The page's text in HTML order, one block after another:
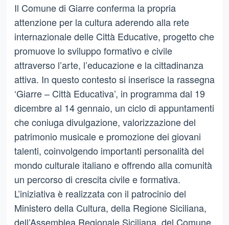
Il Comune di Giarre conferma la propria
attenzione per la cultura aderendo alla rete
internazionale delle Città Educative, progetto che
promuove lo sviluppo formativo e civile
attraverso l’arte, l’educazione e la cittadinanza
attiva. In questo contesto si inserisce la rassegna
‘Giarre – Città Educativa’, in programma dal 19
dicembre al 14 gennaio, un ciclo di appuntamenti
che coniuga divulgazione, valorizzazione del
patrimonio musicale e promozione dei giovani
talenti, coinvolgendo importanti personalità del
mondo culturale italiano e offrendo alla comunità
un percorso di crescita civile e formativa.
L’iniziativa è realizzata con il patrocinio del
Ministero della Cultura, della Regione Siciliana,
dell’Assemblea Regionale Siciliana, del Comune